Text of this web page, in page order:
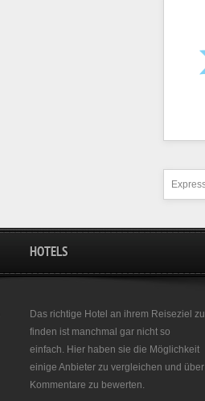
HOTELS
Das richtige Hotel an ihrem Reiseziel zu
finden ist manchmal gar nicht so
einfach. Hier haben sie die Möglichkeit
einige Anbieter zu vergleichen und über
Kommentare zu bewerten.